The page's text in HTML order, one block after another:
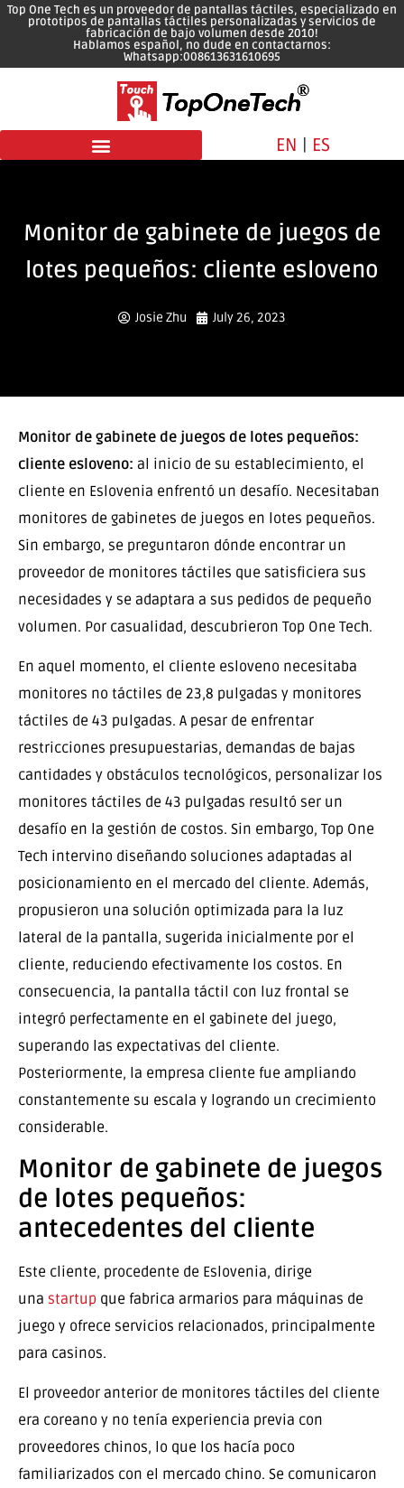
Top One Tech es un proveedor de pantallas táctiles, especializado en
prototipos de pantallas táctiles personalizadas y servicios de
fabricación de bajo volumen desde 2010!
Hablamos español, no dude en contactarnos:
Whatsapp:008613631610695
EN ES
Monitor de gabinete de juegos de
lotes pequeños: cliente esloveno
Josie Zhu July 26, 2023
Monitor de gabinete de juegos de lotes pequeños:
cliente esloveno: al inicio de su establecimiento, el
cliente en Eslovenia enfrentó un desafío. Necesitaban
monitores de gabinetes de juegos en lotes pequeños.
Sin embargo, se preguntaron dónde encontrar un
proveedor de monitores táctiles que satisficiera sus
necesidades y se adaptara a sus pedidos de pequeño
volumen. Por casualidad, descubrieron Top One Tech.
En aquel momento, el cliente esloveno necesitaba
monitores no táctiles de 23,8 pulgadas y monitores
táctiles de 43 pulgadas. A pesar de enfrentar
restricciones presupuestarias, demandas de bajas
cantidades y obstáculos tecnológicos, personalizar los
monitores táctiles de 43 pulgadas resultó ser un
desafío en la gestión de costos. Sin embargo, Top One
Tech intervino diseñando soluciones adaptadas al
posicionamiento en el mercado del cliente. Además,
propusieron una solución optimizada para la luz
lateral de la pantalla, sugerida inicialmente por el
cliente, reduciendo efectivamente los costos. En
consecuencia, la pantalla táctil con luz frontal se
integró perfectamente en el gabinete del juego,
superando las expectativas del cliente.
Posteriormente, la empresa cliente fue ampliando
constantemente su escala y logrando un crecimiento
considerable.
Monitor de gabinete de juegos
de lotes pequeños:
antecedentes del cliente
Este cliente, procedente de Eslovenia, dirige
una startup que fabrica armarios para máquinas de
juego y ofrece servicios relacionados, principalmente
para casinos.
El proveedor anterior de monitores táctiles del cliente
era coreano y no tenía experiencia previa con
proveedores chinos, lo que los hacía poco
familiarizados con el mercado chino. Se comunicaron